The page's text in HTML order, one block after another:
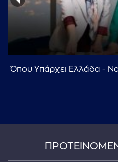
...πληκτρολογήστε
Όπου Υπάρχει Ελλάδα -